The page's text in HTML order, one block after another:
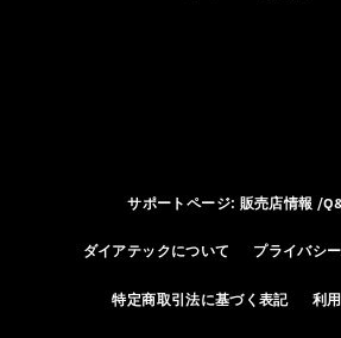
サポートページ: 販売店情報 /
ダイアテックについて プライバシ
特定商取引法に基づく表記 利